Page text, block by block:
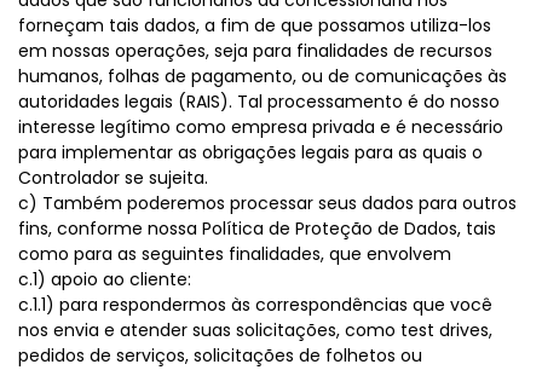
forneçam tais dados, a fim de que possamos utiliza-los
em nossas operações, seja para finalidades de recursos
humanos, folhas de pagamento, ou de comunicações às
autoridades legais (RAIS). Tal processamento é do nosso
interesse legítimo como empresa privada e é necessário
para implementar as obrigações legais para as quais o
Controlador se sujeita.
c) Também poderemos processar seus dados para outros
fins, conforme nossa Política de Proteção de Dados, tais
como para as seguintes finalidades, que envolvem
c.1) apoio ao cliente:
c.1.1) para respondermos às correspondências que você
nos envia e atender suas solicitações, como test drives,
pedidos de serviços, solicitações de folhetos ou